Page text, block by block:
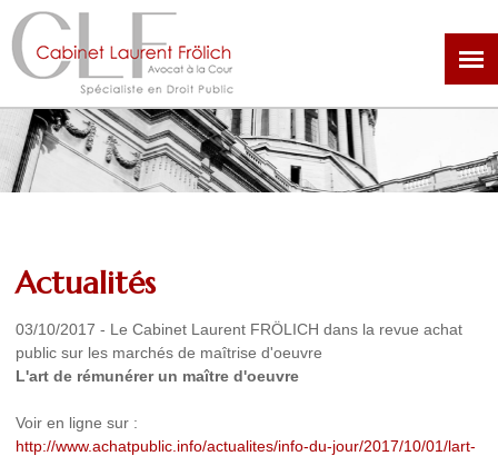
Aller
au
contenu
principal
Actualités
03/10/2017 - Le Cabinet Laurent FRÖLICH dans la revue achat
public sur les marchés de maîtrise d'oeuvre
L'art de rémunérer un maître d'oeuvre
Voir en ligne sur :
http://www.achatpublic.info/actualites/info-du-jour/2017/10/01/lart-